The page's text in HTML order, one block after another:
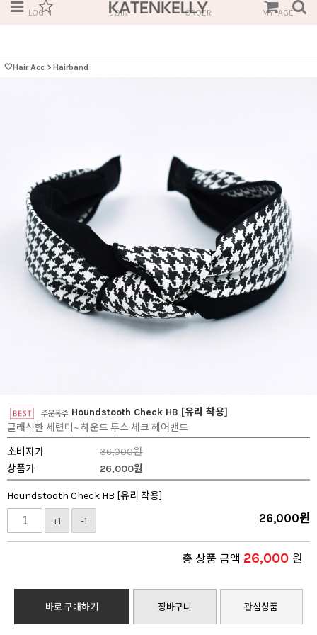
LOGIN JOIN ORDER MYPAGE
🤍Hair Acc > Hairband
Houndstooth Check HB [유리 착용]
클래식한 세련미~ 하운드 투스 체크 헤어밴드
소비자가
36,000원
상품가
26,000원
Houndstooth Check HB [유리 착용]
+1 -1 26,000원
총 상품 금액 26,000 원
바로 구매하기 장바구니 관심상품